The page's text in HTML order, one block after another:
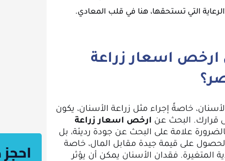
التي تستحقها، هنا في قلب المعادي.
ارخص اسعار زراعة
خاصةً إجراء مثل زراعة الأسنان، يكون
قرارك. البحث عن ارخص اسعار زراعة
علامة على البحث عن جودة رديئة، بل
على قيمة جيدة مقابل المال، خاصة
المتغيرة. فقدان الأسنان يمكن أن يؤثر